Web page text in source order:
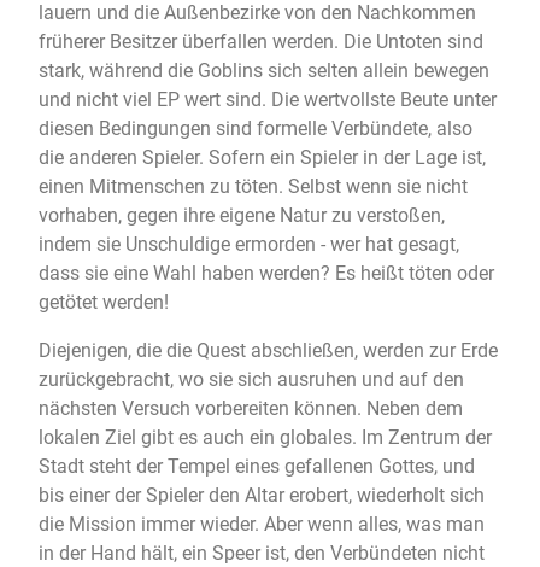
lauern und die Außenbezirke von den Nachkommen
früherer Besitzer überfallen werden. Die Untoten sind
stark, während die Goblins sich selten allein bewegen
und nicht viel EP wert sind. Die wertvollste Beute unter
diesen Bedingungen sind formelle Verbündete, also
die anderen Spieler. Sofern ein Spieler in der Lage ist,
einen Mitmenschen zu töten. Selbst wenn sie nicht
vorhaben, gegen ihre eigene Natur zu verstoßen,
indem sie Unschuldige ermorden - wer hat gesagt,
dass sie eine Wahl haben werden? Es heißt töten oder
getötet werden!
Diejenigen, die die Quest abschließen, werden zur Erde
zurückgebracht, wo sie sich ausruhen und auf den
nächsten Versuch vorbereiten können. Neben dem
lokalen Ziel gibt es auch ein globales. Im Zentrum der
Stadt steht der Tempel eines gefallenen Gottes, und
bis einer der Spieler den Altar erobert, wiederholt sich
die Mission immer wieder. Aber wenn alles, was man
in der Hand hält, ein Speer ist, den Verbündeten nicht